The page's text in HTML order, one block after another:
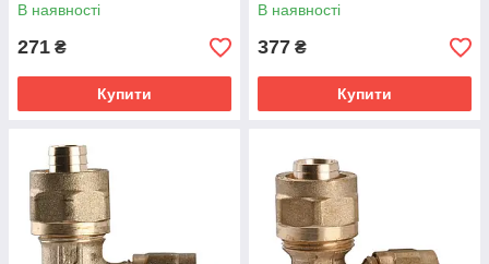
В наявності
271 ₴
Купити
В наявності
377 ₴
Купити